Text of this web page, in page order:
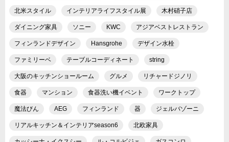
北米スタイル インテリアライフスタイル展 木村硝子店
ダイニング家具 ソニー KWC アジアベストレストラン
フィンランドデザイン Hansgrohe デザイン水栓
ファミリーベ テーブルコーディネート string
大阪のキッチンショールーム グルメ リチャードジノリ
食器 マンション 食器洗い機イベント ワークトップ
魔法びん AEG フィンランド 器 ジェルバゾーニ
リアルキッチン＆インテリアseason6 北欧家具